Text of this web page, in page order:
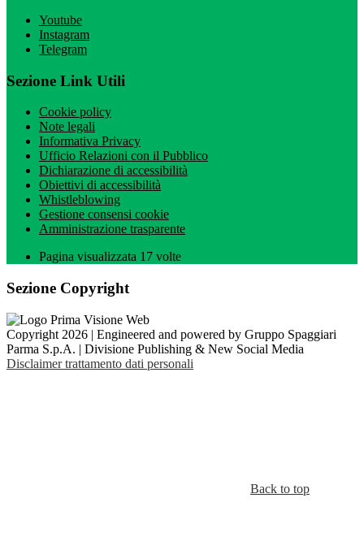
Youtube
Instagram
Telegram
Sezione Link Utili
Cookie policy
Note legali
Informativa Privacy
Ufficio Relazioni con il Pubblico
Dichiarazione di accessibilità
Obiettivi di accessibilità
Whistleblowing
Gestione consensi cookie
Amministrazione trasparente
Pagina visualizzata 17 volte
Sezione Copyright
Copyright 2026 | Engineered and powered by Gruppo Spaggiari
Parma S.p.A. | Divisione Publishing & New Social Media
Disclaimer trattamento dati personali
Back to top